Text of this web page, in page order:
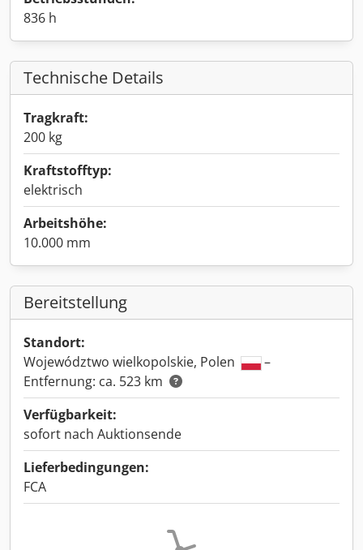
836 h
Technische Details
Tragkraft:
200 kg
Kraftstofftyp:
elektrisch
Arbeitshöhe:
10.000 mm
Bereitstellung
Standort:
Województwo wielkopolskie, Polen
–
Entfernung: ca. 523 km
Verfügbarkeit:
sofort nach Auktionsende
Lieferbedingungen:
FCA